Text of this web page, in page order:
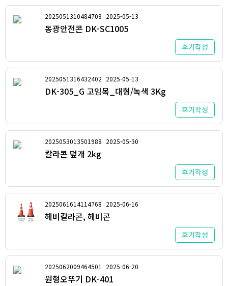
2025051310484708 2025-05-13
동광안전콘 DK-SC1005
후기작성
2025051316432402 2025-05-13
DK-305_G 고임목_대형/녹색 3Kg
후기작성
2025053013501988 2025-05-30
칼라콘 덮개 2kg
후기작성
2025061614114768 2025-06-16
헤비칼라콘, 헤비콘
후기작성
2025062009464501 2025-06-20
원형오뚜기 DK-401